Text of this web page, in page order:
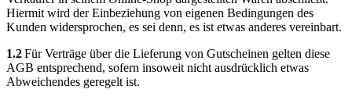
Hiermit wird der Einbeziehung von eigenen Bedingungen des
Kunden widersprochen, es sei denn, es ist etwas anderes vereinbart.
1.2Für Verträge über die Lieferung von Gutscheinen gelten diese
AGB entsprechend, sofern insoweit nicht ausdrücklich etwas
Abweichendes geregelt ist.